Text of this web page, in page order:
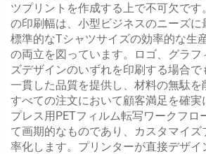
ツプリントを作成する上で不可欠です
の印刷幅は、小型ビジネスのニーズに
標準的なTシャツサイズの効率的な生
の両立を図っています。ロゴ、グラフ
ズデザインのいずれを印刷する場合で
一貫した品質を提供し、材料の無駄を
すべての注文において顧客満足を確実
プレス用PETフィルム転写ワークフロ
て画期的なものであり、カスタマイ
率化します。プリンターが直接デザイ